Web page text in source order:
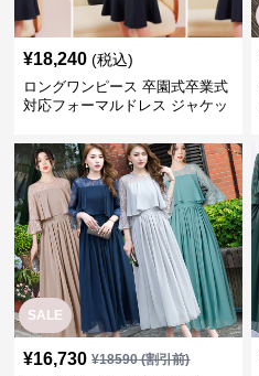
¥18,240 (税込)
ロングワンピース 卒園式卒業式
対応フォーマルドレス ジャケッ
SALE
¥16,730 ¥18590(割引前)